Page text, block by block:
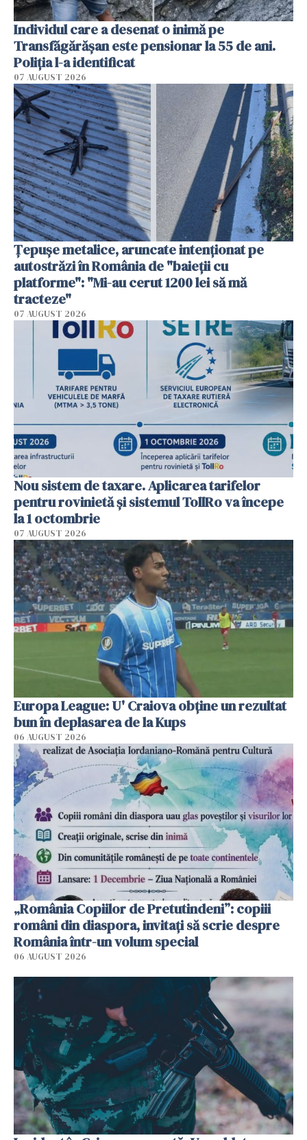
Individul care a desenat o inimă pe
Transfăgărășan este pensionar la 55 de ani.
Poliția l-a identificat
07 AUGUST 2026
Țepușe metalice, aruncate intenționat pe
autostrăzi în România de "baieții cu
platforme": "Mi-au cerut 1200 lei să mă
tracteze"
07 AUGUST 2026
Nou sistem de taxare. Aplicarea tarifelor
pentru rovinietă şi sistemul TollRo va începe
la 1 octombrie
07 AUGUST 2026
Europa League: U' Craiova obține un rezultat
bun în deplasarea de la Kups
06 AUGUST 2026
„România Copiilor de Pretutindeni”: copiii
români din diaspora, invitați să scrie despre
România într-un volum special
06 AUGUST 2026